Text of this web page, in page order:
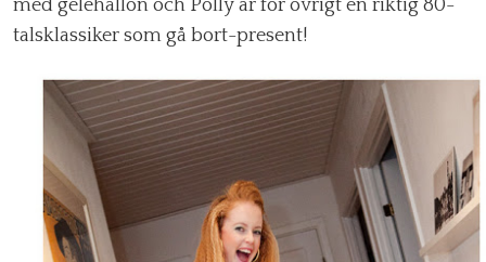
med geléhallon och Polly är för övrigt en riktig 80-
talsklassiker som gå bort-present!